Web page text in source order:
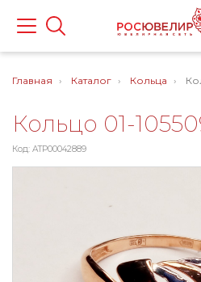
Главная Каталог Кольца
Кольцо 01-
Код: ATP00042889